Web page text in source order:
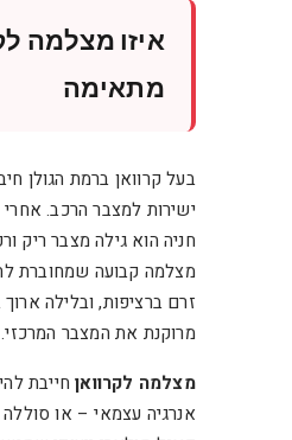
איזו מצלמה
מתאימה
בעל קרוואן ברמת הגולן
ישירות למצבר הרכב.
חניה הוא גילה מצבר ריק
מצלמה קבועה שמחוברת
זרם ברציפות, ובלילה
מרוקנת את המצבר המרכזי.
מצלמה לקרוואןחייבת
אנרגיה עצמאי – או סוללה